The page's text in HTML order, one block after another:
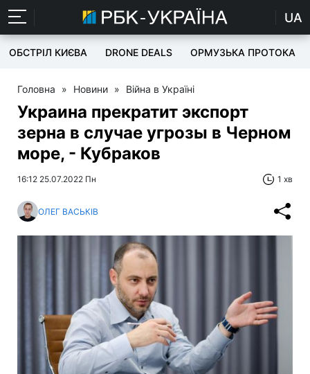
UA
ОБСТРІЛ КИЄВА DRONE DEALS ОРМУЗЬКА ПРОТОКА
Головна » Новини » Війна в Україні
Украина прекратит экспорт
зерна в случае угрозы в Черном
море, - Кубраков
16:12 25.07.2022 Пн 1 хв
ОЛЕГ ВАСЬКІВ